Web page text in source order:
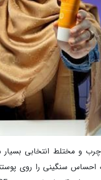
و مختلط انتخابی بسیار
سنگینی را روی